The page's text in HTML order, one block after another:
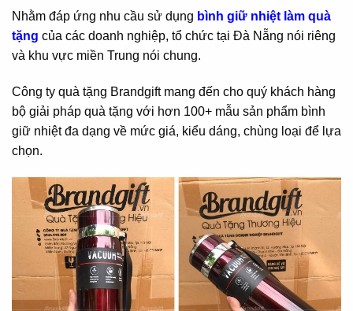
Nhằm đáp ứng nhu cầu sử dụng bình giữ nhiệt làm quà
tặng của các doanh nghiệp, tổ chức tại Đà Nẵng nói riêng
và khu vực miền Trung nói chung.
Công ty quà tặng Brandgift mang đến cho quý khách hàng
bộ giải pháp quà tặng với hơn 100+ mẫu sản phẩm bình
giữ nhiệt đa dạng về mức giá, kiểu dáng, chùng loại để lựa
chọn.